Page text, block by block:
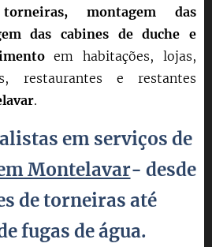
montagem das
das cabines de duche e
em habitações, lojas,
restaurantes e restantes
.
em serviços de
Montelavar- desde
de torneiras até
fugas de água.